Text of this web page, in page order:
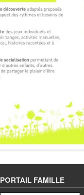
PORTAIL FAMILLE